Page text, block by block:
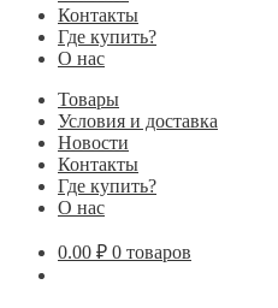
Контакты
Где купить?
О нас
Товары
Условия и доставка
Новости
Контакты
Где купить?
О нас
0.00 ₽ 0 товаров